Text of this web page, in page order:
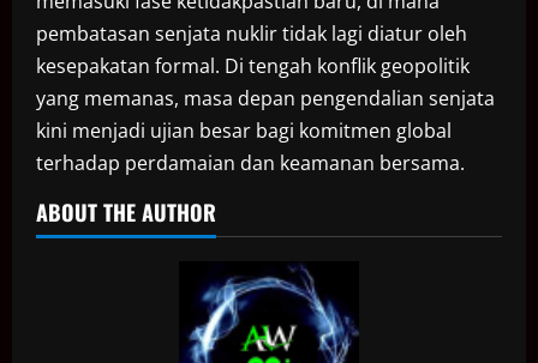
pembatasan senjata nuklir tidak lagi diatur oleh
kesepakatan formal. Di tengah konflik geopolitik
yang memanas, masa depan pengendalian senjata
kini menjadi ujian besar bagi komitmen global
terhadap perdamaian dan keamanan bersama.
ABOUT THE AUTHOR